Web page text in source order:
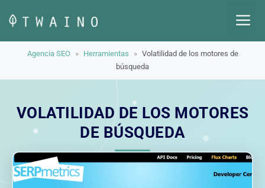
contenido
Agencia SEO » Herramientas » Volatilidad de los motores de
búsqueda
VOLATILIDAD DE LOS MOTORES
DE BÚSQUEDA